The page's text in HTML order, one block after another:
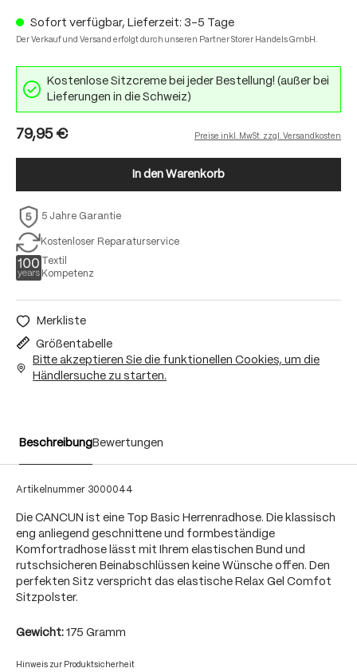
Sofort verfügbar, Lieferzeit: 3-5 Tage
Der Verkauf und Versand erfolgt durch unseren Partner Storer Handels GmbH.
Kostenlose Sitzcreme bei jeder Bestellung! (außer bei
Lieferungen in die Schweiz)
79,95 € Preise inkl. MwSt. zzgl. Versandkosten
In den Warenkorb
5 Jahre Garantie
Kostenloser Reparaturservice
Textil
Kompetenz
Merkliste
Größentabelle
Bitte akzeptieren Sie die funktionellen Cookies, um die
Händlersuche zu starten.
BeschreibungBewertungen
Artikelnummer 3000044
Die CANCUN ist eine Top Basic Herrenradhose. Die klassisch
eng anliegend geschnittene und formbeständige
Komfortradhose lässt mit Ihrem elastischen Bund und
rutschsicheren Beinabschlüssen keine Wünsche offen. Den
perfekten Sitz verspricht das elastische Relax Gel Comfot
Sitzpolster.
Gewicht: 175 Gramm
Hinweis zur Produktsicherheit